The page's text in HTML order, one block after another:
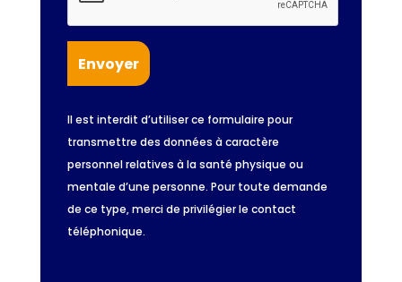
Il est interdit d’utiliser ce formulaire pour
transmettre des données à caractère
personnel relatives à la santé physique ou
mentale d’une personne. Pour toute demande
de ce type, merci de privilégier le contact
téléphonique.